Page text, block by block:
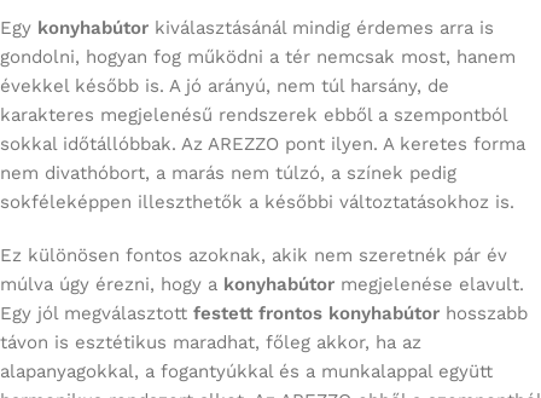
Egy konyhabútor kiválasztásánál mindig érdemes arra is
gondolni, hogyan fog működni a tér nemcsak most, hanem
évekkel később is. A jó arányú, nem túl harsány, de
karakteres megjelenésű rendszerek ebből a szempontból
sokkal időtállóbbak. Az AREZZO pont ilyen. A keretes forma
nem divathóbort, a marás nem túlzó, a színek pedig
sokféleképpen illeszthetők a későbbi változtatásokhoz is.
Ez különösen fontos azoknak, akik nem szeretnék pár év
múlva úgy érezni, hogy a konyhabútor megjelenése elavult.
Egy jól megválasztott festett frontos konyhabútor hosszabb
távon is esztétikus maradhat, főleg akkor, ha az
alapanyagokkal, a fogantyúkkal és a munkalappal együtt